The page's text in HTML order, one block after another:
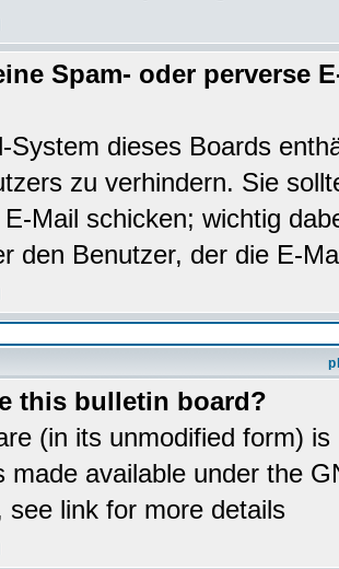
Spam- oder perverse
System dieses Boards
zu verhindern. Sie
Mail schicken; wichtig
den Benutzer, der die E-
this bulletin board?
(in its unmodified form)
made available under the
see link for more details